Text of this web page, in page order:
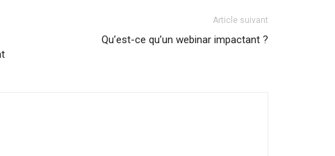
Article suivant
Qu’est-ce qu’un webinar impactant ?